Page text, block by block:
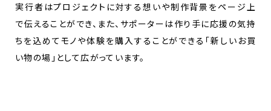
実行者はプロジェクトに対する想いや制作背景をページ上
で伝えることができ、また、サポーターは作り手に応援の気持
ちを込めてモノや体験を購入することができる「新しいお買
い物の場」として広がっています。